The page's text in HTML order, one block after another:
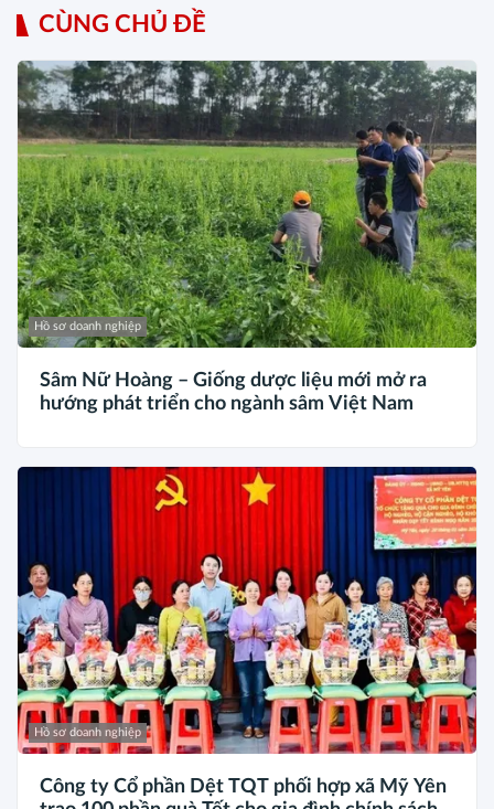
CÙNG CHỦ ĐỀ
Hồ sơ doanh nghiệp
Sâm Nữ Hoàng – Giống dược liệu mới mở ra
hướng phát triển cho ngành sâm Việt Nam
Hồ sơ doanh nghiệp
Công ty Cổ phần Dệt TQT phối hợp xã Mỹ Yên